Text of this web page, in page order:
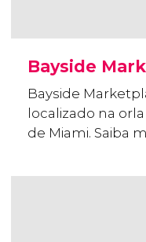
Bayside
Bayside
localizado na
de Miami. Saiba